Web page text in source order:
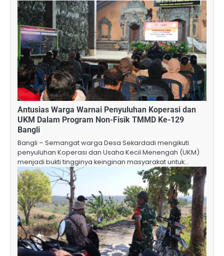
Antusias Warga Warnai Penyuluhan Koperasi dan
UKM Dalam Program Non-Fisik TMMD Ke-129
Bangli
Bangli – Semangat warga Desa Sekardadi mengikuti
penyuluhan Koperasi dan Usaha Kecil Menengah (UKM)
menjadi bukti tingginya keinginan masyarakat untuk…